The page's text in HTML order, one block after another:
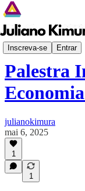
Inscreva-se Entrar
Palestras
Palestra
julianokimura
mai 6, 2025
1
1